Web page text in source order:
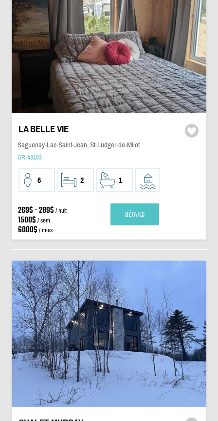
LA BELLE VIE
Saguenay-Lac-Saint-Jean, St-Ludger-de-Milot
OR-43183
6 2 1
269$ - 289$ / nuit
1500$ / sem.
6000$ / mois
DÉTAILS